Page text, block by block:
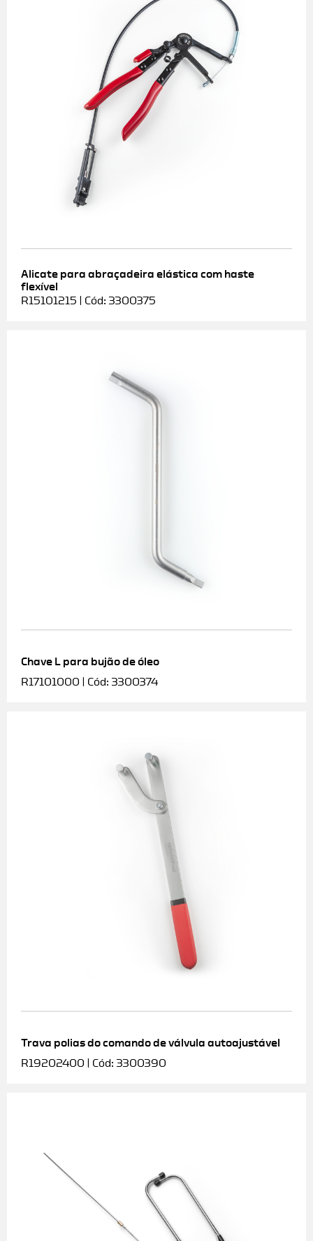
Alicate para abraçadeira elástica com haste
flexível
R15101215 | Cód: 3300375
Chave L para bujão de óleo
R17101000 | Cód: 3300374
Trava polias do comando de válvula autoajustável
R19202400 | Cód: 3300390